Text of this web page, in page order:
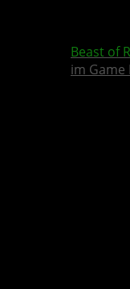
Beast of
im Game